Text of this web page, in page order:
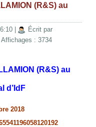
(R&S) au
Écrit par
| Affichages : 3734
(R&S) au
d’IdF
2018